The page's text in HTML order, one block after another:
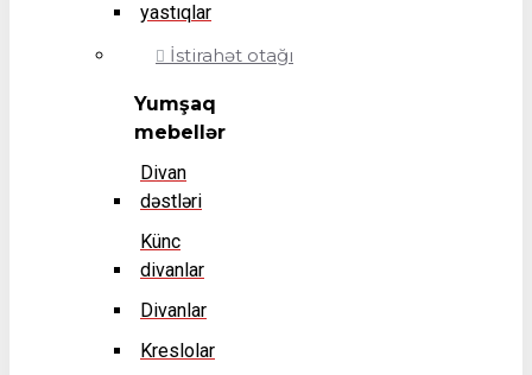
yastıqlar
İstirahət otağı
Yumşaq
mebellər
Divan
dəstləri
Künc
divanlar
Divanlar
Kreslolar